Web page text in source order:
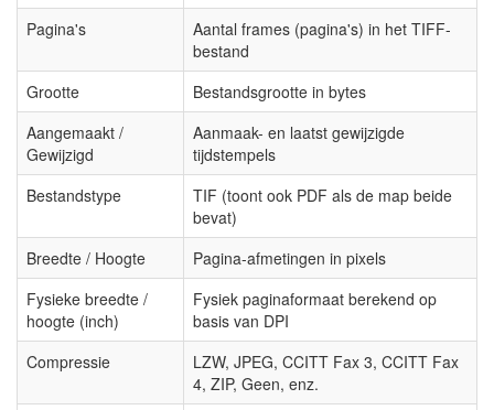
Pagina's
Aantal frames (pagina's) in het TIFF-
bestand
Grootte
Bestandsgrootte in bytes
Aangemaakt /
Gewijzigd
Aanmaak- en laatst gewijzigde
tijdstempels
Bestandstype
TIF (toont ook PDF als de map beide
bevat)
Breedte / Hoogte
Pagina-afmetingen in pixels
Fysieke breedte /
hoogte (inch)
Fysiek paginaformaat berekend op
basis van DPI
Compressie
LZW, JPEG, CCITT Fax 3, CCITT Fax
4, ZIP, Geen, enz.